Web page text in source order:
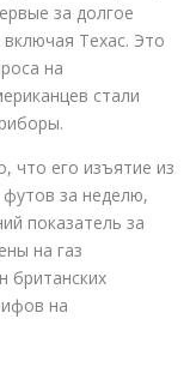
за долгое
Техас. Это
на
стали
что его изъятие из
футов за неделю,
показатель за
на газ
британских
на